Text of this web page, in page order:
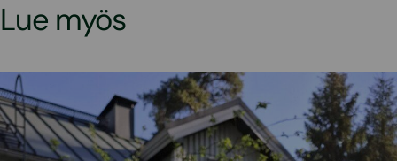
Lue myös